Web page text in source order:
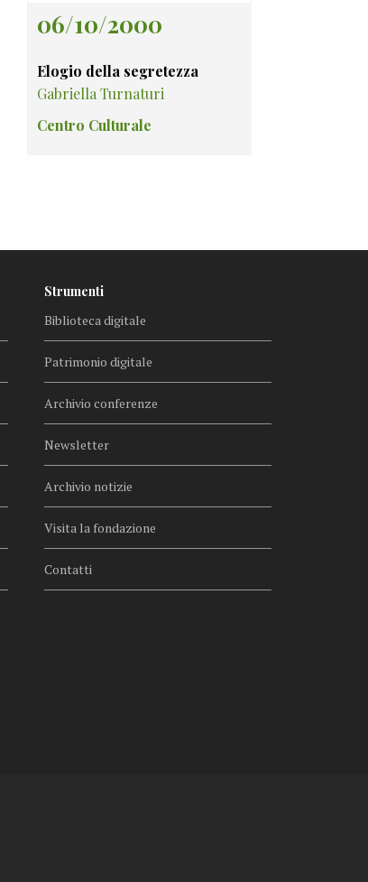
06/10/2000
Elogio della segretezza
Gabriella Turnaturi
Centro Culturale
Strumenti
Biblioteca digitale
Patrimonio digitale
Archivio conferenze
Newsletter
Archivio notizie
Visita la fondazione
Contatti